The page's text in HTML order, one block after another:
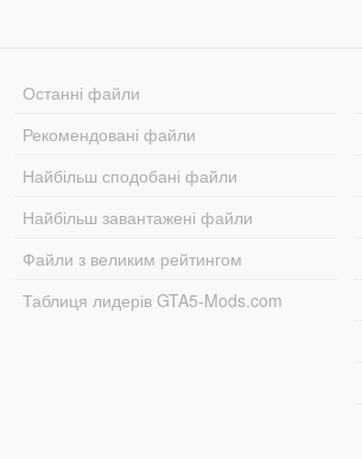
Останні файли
Рекомендовані файли
Найбільш сподобані файли
Найбільш завантажені файли
Файли з великим рейтингом
Таблиця лидерів GTA5-Mods.com